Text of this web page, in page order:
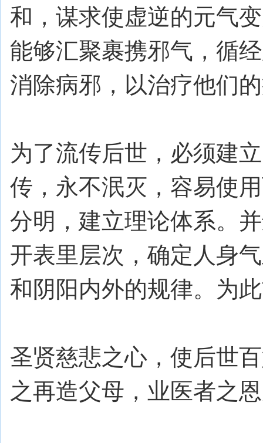
和，谋求使虚逆的元气
能够汇聚裹携邪气，循
消除病邪，以治疗他们
为了流传后世，必须建
传，永不泯灭，容易使
分明，建立理论体系。
开表里层次，确定人身
和阴阳内外的规律。为
圣贤慈悲之心，使后世
之再造父母，业医者之